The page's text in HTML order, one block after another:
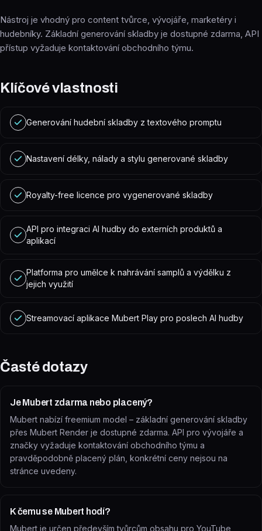
Nástroj je vhodný pro content tvůrce, vývojáře, marketéry i
hudebníky. Základní generování skladby je dostupné zdarma, API
přístup vyžaduje kontaktování obchodního týmu.
Klíčové vlastnosti
Generování hudební skladby z textového promptu
Nastavení délky, nálady a stylu generované skladby
Royalty-free licence pro vygenerované skladby
API pro integraci AI hudby do externích produktů a
aplikací
Platforma pro umělce k nahrávání samplů a výdělku z
jejich využití
Streamovací aplikace Mubert Play pro poslech AI hudby
Časté dotazy
Je Mubert zdarma nebo placený?
Mubert nabízí freemium model – základní generování skladby
přes Mubert Render je dostupné zdarma. API pro vývojáře a
značky vyžaduje kontaktování obchodního týmu a
pravděpodobně placený plán, konkrétní ceny nejsou na
stránce uvedeny.
K čemu se Mubert hodí?
Mubert je určen především tvůrcům obsahu pro YouTube,